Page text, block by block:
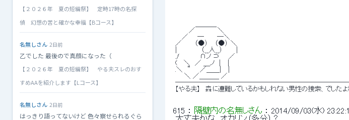
【２０２６年 夏の短編祭】 定時17時の名探
偵 幻想の苦と確かな幸福【Bコース】
名無しさん 2日前
乙でした 最後ので真顔になった（
【２０２６年 夏の短編祭】 やる夫スレのおす
すめAAを紹介します【Lコース】
名無しさん 2日前
はっきり語ってないけど 色々察せられるぐら
／　　 　 　＼
／　　─　 　 ─＼
／ 　　 （●） 　（●） ＼
|　 　　 　 （__人__）　 　 |
./　　　　 ∩ノ ⊃　　／
(　 ＼　／ ＿ノ　|　 |
.＼　“　　／＿＿|　 |
＼ ／＿＿＿ ／
【やる夫】　森に遭難しているかもしれない男性の捜索、でしたよ
615 ： 隔壁内の名無しさん ： 2014/09/03(水)